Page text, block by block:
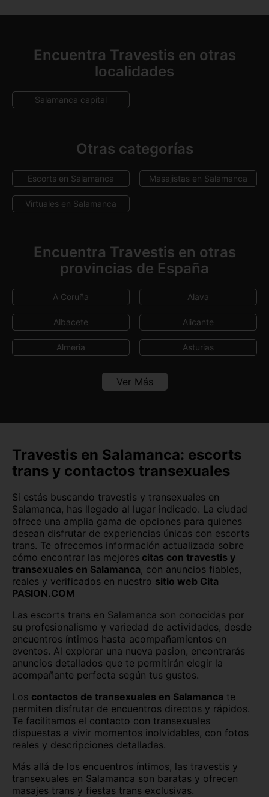
Encuentra Travestis en otras
localidades
Salamanca capital
Otras categorías
Escorts en Salamanca Masajistas en Salamanca
Virtuales en Salamanca
Encuentra Travestis en otras
provincias de España
A Coruña Alava
Albacete Alicante
Almeria Asturias
Burgos Cáceres
Cádiz
Cantabria Castellón
Ceuta Ciudad Real
Córdoba Cuenca
Girona Granada
Guadalajara Guipúzcoa
Huelva
Jaén La Rioja
León Lleida
Lugo Madrid
Málaga Melilla
Murcia Navarra
Ourense
Pontevedra Segovia
Ver Más
Travestis en Salamanca: escorts
trans y contactos transexuales
Si estás buscando travestis y transexuales en
Salamanca, has llegado al lugar indicado. La ciudad
ofrece una amplia gama de opciones para quienes
desean disfrutar de experiencias únicas con escorts
trans. Te ofrecemos información actualizada sobre
cómo encontrar las mejores citas con travestis y
transexuales en Salamanca, con anuncios fiables,
reales y verificados en nuestro sitio web Cita
PASION.COM
Las escorts trans en Salamanca son conocidas por
su profesionalismo y variedad de actividades, desde
encuentros íntimos hasta acompañamientos en
eventos. Al explorar una nueva pasion, encontrarás
anuncios detallados que te permitirán elegir la
acompañante perfecta según tus gustos.
Los contactos de transexuales en Salamanca te
permiten disfrutar de encuentros directos y rápidos.
Te facilitamos el contacto con transexuales
dispuestas a vivir momentos inolvidables, con fotos
reales y descripciones detalladas.
Más allá de los encuentros íntimos, las travestis y
transexuales en Salamanca son baratas y ofrecen
masajes trans y fiestas trans exclusivas.